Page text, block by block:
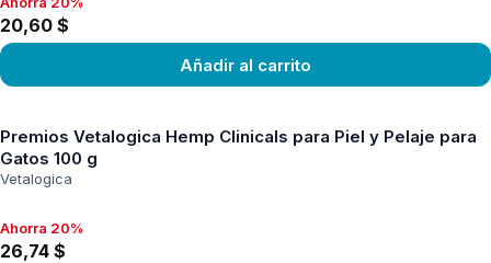
Ahorra 20%, 20,60 $
20,60 $
Añadir al carrito
Premios Vetalogica Hemp Clinicals para Piel y Pelaje para
Gatos 100 g
Vetalogica
Ahorra 20%, 26,74 $
Ahorra 20%
26,74 $